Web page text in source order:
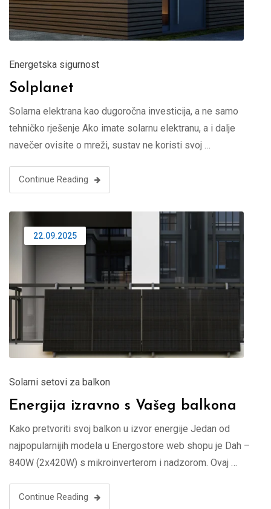
Energetska sigurnost
Solplanet
Solarna elektrana kao dugoročna investicija, a ne samo
tehničko rješenje Ako imate solarnu elektranu, a i dalje
navečer ovisite o mreži, sustav ne koristi svoj …
Continue Reading
22.09.2025
Solarni setovi za balkon
Energija izravno s Vašeg balkona
Kako pretvoriti svoj balkon u izvor energije Jedan od
najpopularnijih modela u Energostore web shopu je Dah –
840W (2x420W) s mikroinverterom i nadzorom. Ovaj …
Continue Reading